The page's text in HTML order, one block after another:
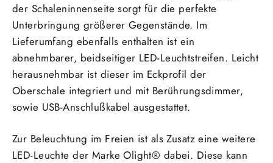
der Schaleninnenseite sorgt für die perfekte
Unterbringung größerer Gegenstände. Im
Lieferumfang ebenfalls enthalten ist ein
abnehmbarer, beidseitiger LED-Leuchtstreifen. Leicht
herausnehmbar ist dieser im Eckprofil der
Oberschale integriert und mit Berührungsdimmer,
sowie USB-Anschlußkabel ausgestattet.
Zur Beleuchtung im Freien ist als Zusatz eine weitere
LED-Leuchte der Marke Olight® dabei. Diese kann